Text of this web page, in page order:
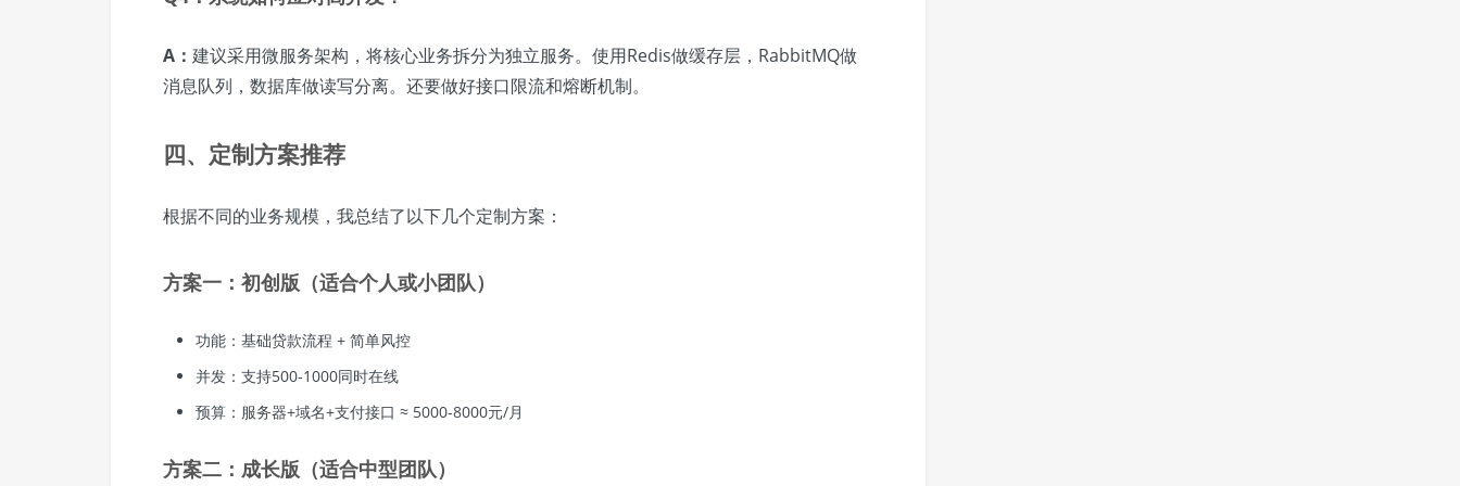
A： 建议采用微服务架构，将核心业务拆分为独立服务。使用Redis做缓存层，RabbitMQ做
消息队列，数据库做读写分离。还要做好接口限流和熔断机制。
四、定制方案推荐
根据不同的业务规模，我总结了以下几个定制方案：
方案一：初创版（适合个人或小团队）
功能：基础贷款流程 + 简单风控
并发：支持500-1000同时在线
预算：服务器+域名+支付接口 ≈ 5000-8000元/月
方案二：成长版（适合中型团队）